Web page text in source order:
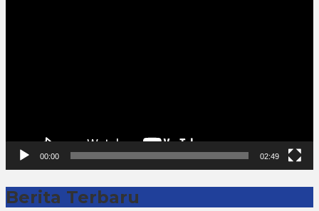
00:00 02:49
Berita Terbaru